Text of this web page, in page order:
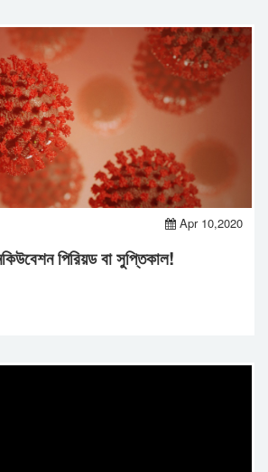
Apr 10,2020
পিরিয়ড বা সুপ্তিকাল!